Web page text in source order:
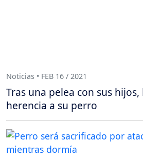
Noticias • FEB 16 / 2021
Tras una pelea con sus
herencia a su perro